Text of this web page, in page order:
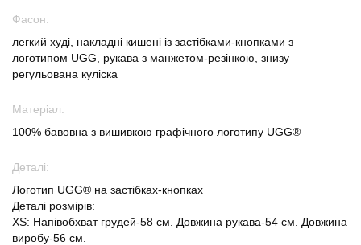
Фасон:
легкий худі, накладні кишені із застібками-кнопками з
логотипом UGG, рукава з манжетом-резінкою, знизу
регульована куліска
Матеріал:
100% бавовна з вишивкою графічного логотипу UGG®
Деталі:
Логотип UGG® на застібках-кнопках
Деталі розмірів:
XS: Напівобхват грудей-58 см. Довжина рукава-54 см. Довжина
виробу-56 см.